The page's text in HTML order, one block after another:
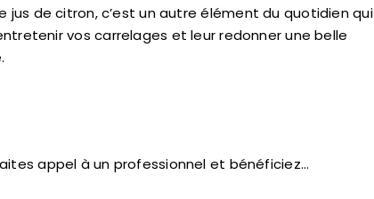
de citron, c’est un autre élément du quotidien qui
vos carrelages et leur redonner une belle
appel à un professionnel et bénéficiez…